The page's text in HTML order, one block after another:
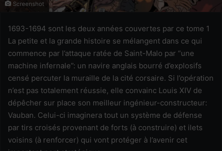
Screenshot
1693-1694 sont les deux années couvertes par ce tome 1
La petite et la grande histoire se mélangent dans ce qui
commence par l’attaque ratée de Saint-Malo par “une
machine infernale”: un navire anglais bourré d’explosifs
censé percuter la muraille de la cité corsaire. Si l’opération
n’est pas totalement réussie, elle convainc Louis XIV de
dépêcher sur place son meilleur ingénieur-constructeur:
Vauban. Celui-ci imaginera tout un système de défense
par tirs croisés provenant de forts (à construire) et ilets
voisins (à renforcer) qui vont protéger à l’avenir cet